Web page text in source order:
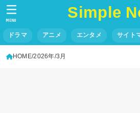
Simple
ドラマ アニメ エンタメ サイト
MENU
HOME 2026年 3月